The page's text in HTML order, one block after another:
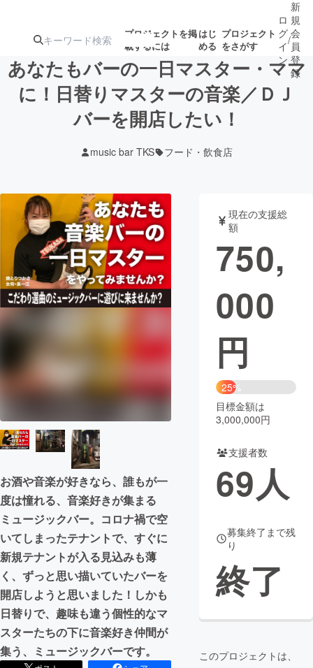
プロジェクトを掲
載するには
はじ
める
プロジェクト
をさがす
注目のリ 注目の新着プロ
ジェクト
募集終了が近いプ
テクノロジー・ガジェット
映像・映画 書籍・雑誌
ビジネス・起業 チャレンジ
まちづくり・地域活性化
CAMPFIRE for Social Good
CAMPFIRE Creation
CAMPFIREふるさと納税machi-ya コミュニティ
ロ
グ
イ
ン
/
新
規
会
員
登
録
あなたもバーの一日マスター・ママ
に！日替りマスターの音楽／ＤＪ
バーを開店したい！
music bar TKS フード・飲食店
お酒や音楽が好きなら、誰もが一
度は憧れる、音楽好きが集まる
ミュージックバー。コロナ禍で空
いてしまったテナントで、すぐに
新規テナントが入る見込みも薄
く、ずっと思い描いていたバーを
開店しようと思いました！しかも
日替りで、趣味も違う個性的なマ
スターたちの下に音楽好き仲間が
集う、ミュージックバーです。
現在の支援総
額
750,
000
円
25%
目標金額は
3,000,000円
支援者数
69人
募集終了まで残
り
終了
このプロジェクトは、